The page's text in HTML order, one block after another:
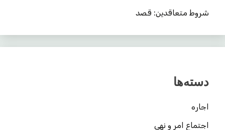
شروط متعاقدین: قصد
دسته‌ها
اجاره
اجتماع امر و نهی